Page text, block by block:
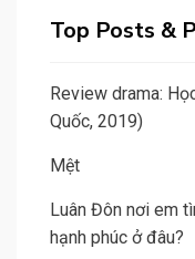
Top Posts &
Review drama:
Quốc, 2019)
Mệt
Luân Đôn nơi em
hạnh phúc ở đâu?